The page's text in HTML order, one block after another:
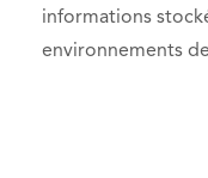
informations
environnements